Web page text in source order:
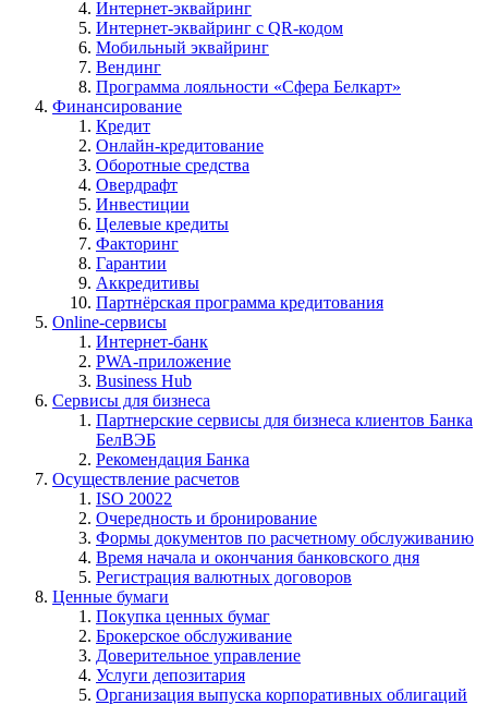
Интернет-эквайринг
Интернет-эквайринг с QR-кодом
Мобильный эквайринг
Вендинг
Программа лояльности «Сфера Белкарт»
Финансирование
Кредит
Онлайн-кредитование
Оборотные средства
Овердрафт
Инвестиции
Целевые кредиты
Факторинг
Гарантии
Аккредитивы
Партнёрская программа кредитования
Online-сервисы
Интернет-банк
PWA-приложение
Business Hub
Сервисы для бизнеса
Партнерские сервисы для бизнеса клиентов Банка
БелВЭБ
Рекомендация Банка
Осуществление расчетов
ISO 20022
Очередность и бронирование
Формы документов по расчетному обслуживанию
Время начала и окончания банковского дня
Регистрация валютных договоров
Ценные бумаги
Покупка ценных бумаг
Брокерское обслуживание
Доверительное управление
Услуги депозитария
Организация выпуска корпоративных облигаций